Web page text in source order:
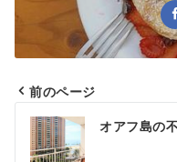
投
稿
前のページ
オアフ島の